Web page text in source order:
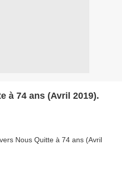
à 74 ans (Avril 2019).